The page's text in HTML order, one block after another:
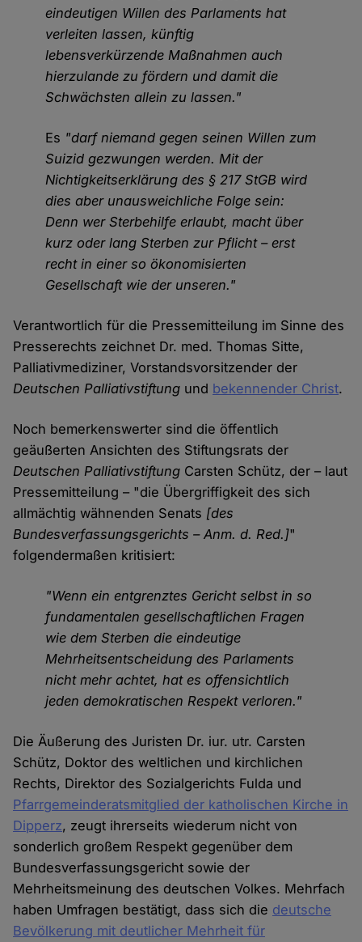
eindeutigen Willen des Parlaments hat
verleiten lassen, künftig
lebensverkürzende Maßnahmen auch
hierzulande zu fördern und damit die
Schwächsten allein zu lassen."
Es "darf niemand gegen seinen Willen zum
Suizid gezwungen werden. Mit der
Nichtigkeitserklärung des § 217 StGB wird
dies aber unausweichliche Folge sein:
Denn wer Sterbehilfe erlaubt, macht über
kurz oder lang Sterben zur Pflicht – erst
recht in einer so ökonomisierten
Gesellschaft wie der unseren."
Verantwortlich für die Pressemitteilung im Sinne des
Presserechts zeichnet Dr. med. Thomas Sitte,
Palliativmediziner, Vorstandsvorsitzender der
Deutschen Palliativstiftung und bekennender Christ.
Noch bemerkenswerter sind die öffentlich
geäußerten Ansichten des Stiftungsrats der
Deutschen Palliativstiftung Carsten Schütz, der – laut
Pressemitteilung – "die Übergriffigkeit des sich
allmächtig wähnenden Senats [des
Bundesverfassungsgerichts – Anm. d. Red.]"
folgendermaßen kritisiert:
"Wenn ein entgrenztes Gericht selbst in so
fundamentalen gesellschaftlichen Fragen
wie dem Sterben die eindeutige
Mehrheitsentscheidung des Parlaments
nicht mehr achtet, hat es offensichtlich
jeden demokratischen Respekt verloren."
Die Äußerung des Juristen Dr. iur. utr. Carsten
Schütz, Doktor des weltlichen und kirchlichen
Rechts, Direktor des Sozialgerichts Fulda und
Pfarrgemeinderatsmitglied der katholischen Kirche in
Dipperz, zeugt ihrerseits wiederum nicht von
sonderlich großem Respekt gegenüber dem
Bundesverfassungsgericht sowie der
Mehrheitsmeinung des deutschen Volkes. Mehrfach
haben Umfragen bestätigt, dass sich die deutsche
Bevölkerung mit deutlicher Mehrheit für